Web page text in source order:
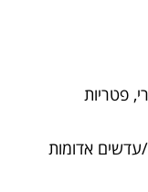
פטריות
עדשים אדומות